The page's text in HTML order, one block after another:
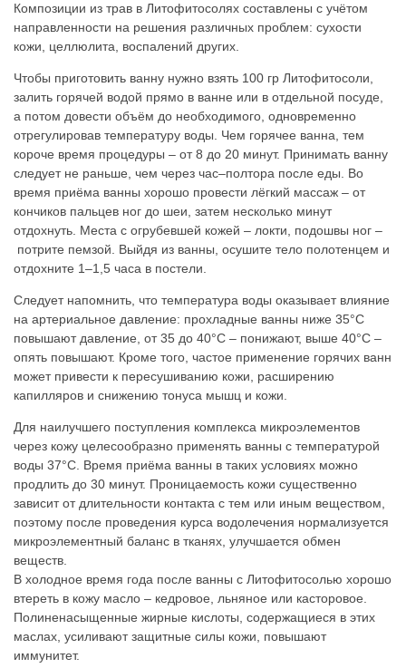
Композиции из трав в Литофитосолях составлены с учётом
направленности на решения различных проблем: сухости
кожи, целлюлита, воспалений других.
Чтобы приготовить ванну нужно взять 100 гр Литофитосоли,
залить горячей водой прямо в ванне или в отдельной посуде,
а потом довести объём до необходимого, одновременно
отрегулировав температуру воды. Чем горячее ванна, тем
короче время процедуры – от 8 до 20 минут. Принимать ванну
следует не раньше, чем через час–полтора после еды. Во
время приёма ванны хорошо провести лёгкий массаж – от
кончиков пальцев ног до шеи, затем несколько минут
отдохнуть. Места с огрубевшей кожей – локти, подошвы ног –
потрите пемзой. Выйдя из ванны, осушите тело полотенцем и
отдохните 1–1,5 часа в постели.
Следует напомнить, что температура воды оказывает влияние
на артериальное давление: прохладные ванны ниже 35°C
повышают давление, от 35 до 40°C – понижают, выше 40°C –
опять повышают. Кроме того, частое применение горячих ванн
может привести к пересушиванию кожи, расширению
капилляров и снижению тонуса мышц и кожи.
Для наилучшего поступления комплекса микроэлементов
через кожу целесообразно применять ванны с температурой
воды 37°C. Время приёма ванны в таких условиях можно
продлить до 30 минут. Проницаемость кожи существенно
зависит от длительности контакта с тем или иным веществом,
поэтому после проведения курса водолечения нормализуется
микроэлементный баланс в тканях, улучшается обмен
веществ.
В холодное время года после ванны с Литофитосолью хорошо
втереть в кожу масло – кедровое, льняное или касторовое.
Полиненасыщенные жирные кислоты, содержащиеся в этих
маслах, усиливают защитные силы кожи, повышают
иммунитет.